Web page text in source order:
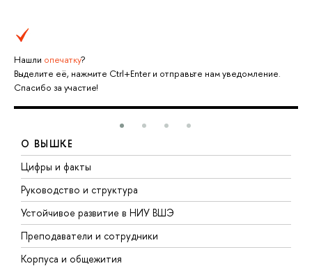
Нашли опечатку?
Выделите её, нажмите Ctrl+Enter и отправьте нам уведомление.
Спасибо за участие!
О ВЫШКЕ
Цифры и факты
Руководство и структура
Устойчивое развитие в НИУ ВШЭ
Преподаватели и сотрудники
Корпуса и общежития